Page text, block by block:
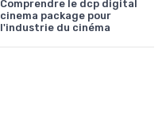
Comprendre le dcp digital
cinema package pour
l'industrie du cinéma